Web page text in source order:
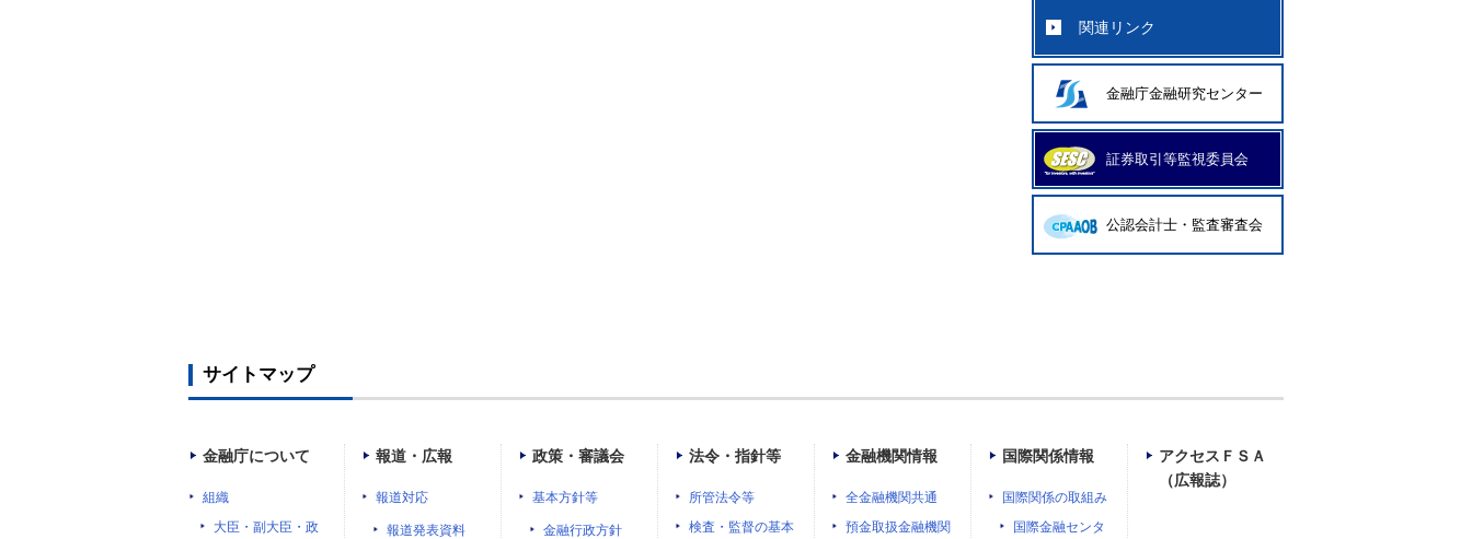
関連リンク
金融庁金融研究センター
証券取引等監視委員会
公認会計士・監査審査会
サイトマップ
金融庁について
組織
大臣・副大臣・政
報道・広報
報道対応
報道発表資料
政策・審議会
基本方針等
金融行政方針
法令・指針等
所管法令等
検査・監督の基本
金融機関情報
全金融機関共通
預金取扱金融機関
国際関係情報
国際関係の取組み
国際金融センタ
アクセスＦＳＡ
（広報誌）